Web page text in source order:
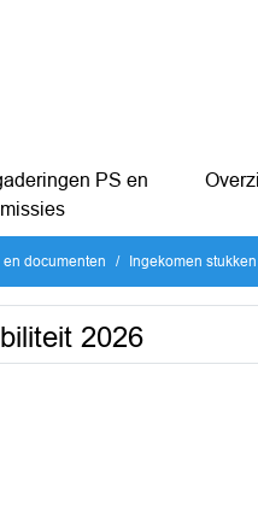
PS en
documenten Ingekomen stukken
2026